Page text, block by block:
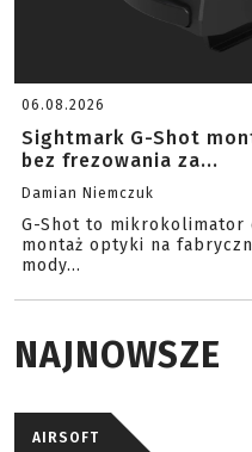
06.08.2026
Sightmark G-Shot
bez frezowania za...
Damian Niemczuk
G-Shot to mikrokolimator
montaż optyki na
mody...
NAJNOWSZE
AIRSOFT